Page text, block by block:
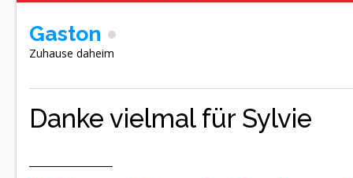
Gaston
Zuhause daheim
Danke vielmal für Sylvie